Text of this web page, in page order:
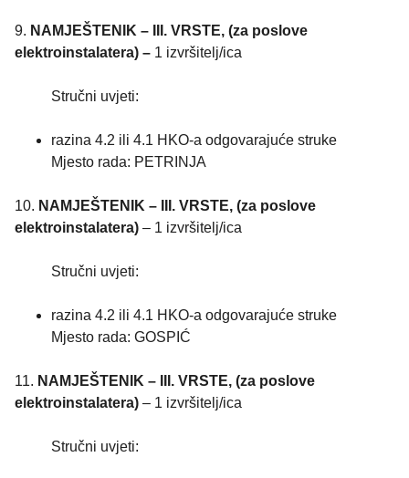
9. NAMJEŠTENIK – III. VRSTE, (za poslove
elektroinstalatera) – 1 izvršitelj/ica
Stručni uvjeti:
razina 4.2 ili 4.1 HKO-a odgovarajuće struke
Mjesto rada: PETRINJA
10. NAMJEŠTENIK – III. VRSTE, (za poslove
elektroinstalatera) – 1 izvršitelj/ica
Stručni uvjeti:
razina 4.2 ili 4.1 HKO-a odgovarajuće struke
Mjesto rada: GOSPIĆ
11. NAMJEŠTENIK – III. VRSTE, (za poslove
elektroinstalatera) – 1 izvršitelj/ica
Stručni uvjeti: